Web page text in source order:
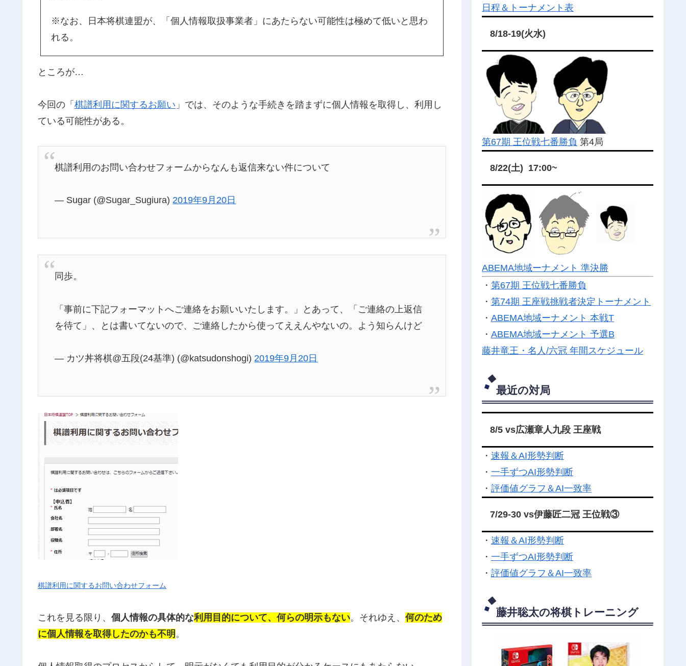
※なお、日本将棋連盟が、「個人情報取扱事業者」にあたらない可能性は極めて低いと思わ
れる。
ところが…
今回の「 棋譜利用に関するお願い 」では、そのような手続きを踏まずに個人情報を取得し、利用し
ている可能性がある。
棋譜利用のお問い合わせフォームからなんも返信来ない件について
— Sugar (@Sugar_Sugiura) 2019年9月20日
同歩。
「事前に下記フォーマットへご連絡をお願いいたします。」とあって、「ご連絡の上返信
を待て」、とは書いてないので、ご連絡したから使ってええんやないの。よう知らんけど
— カツ丼将棋@五段(24基準) (@katsudonshogi) 2019年9月20日
棋譜利用に関するお問い合わせフォーム
これを見る限り、 個人情報の具体的な利用目的について、何らの明示もない。それゆえ、 何のため
に個人情報を取得したのかも不明 。
日程＆トーナメント表
8/18-19(火水)
第67期 王位戦七番勝負 第4局
8/22(土) 17:00~
ABEMA地域ーナメント 準決勝
・ 第67期 王位戦七番勝負
・ 第74期 王座戦挑戦者決定トーナメント
・ ABEMA地域ーナメント 本戦T
・ ABEMA地域ーナメント 予選B
藤井竜王・名人/六冠 年間スケジュール
最近の対局
8/5 vs広瀬章人九段 王座戦
・ 速報＆AI形勢判断
・ 一手ずつAI形勢判断
・ 評価値グラフ＆AI一致率
7/29-30 vs伊藤匠二冠 王位戦③
・ 速報＆AI形勢判断
・ 一手ずつAI形勢判断
・ 評価値グラフ＆AI一致率
藤井聡太の将棋トレーニング